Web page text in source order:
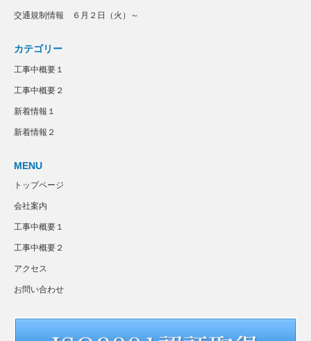
交通規制情報 ６月２日（火）～
カテゴリー
工事中概要１
工事中概要２
新着情報１
新着情報２
MENU
トップページ
会社案内
工事中概要１
工事中概要２
アクセス
お問い合わせ